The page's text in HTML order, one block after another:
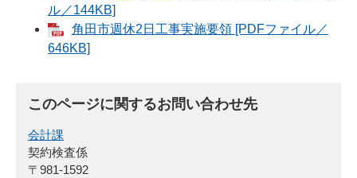
ル／144KB]
角田市週休2日工事実施要領 [PDFファイル／
646KB]
このページに関するお問い合わせ先
会計課
契約検査係
〒981-1592